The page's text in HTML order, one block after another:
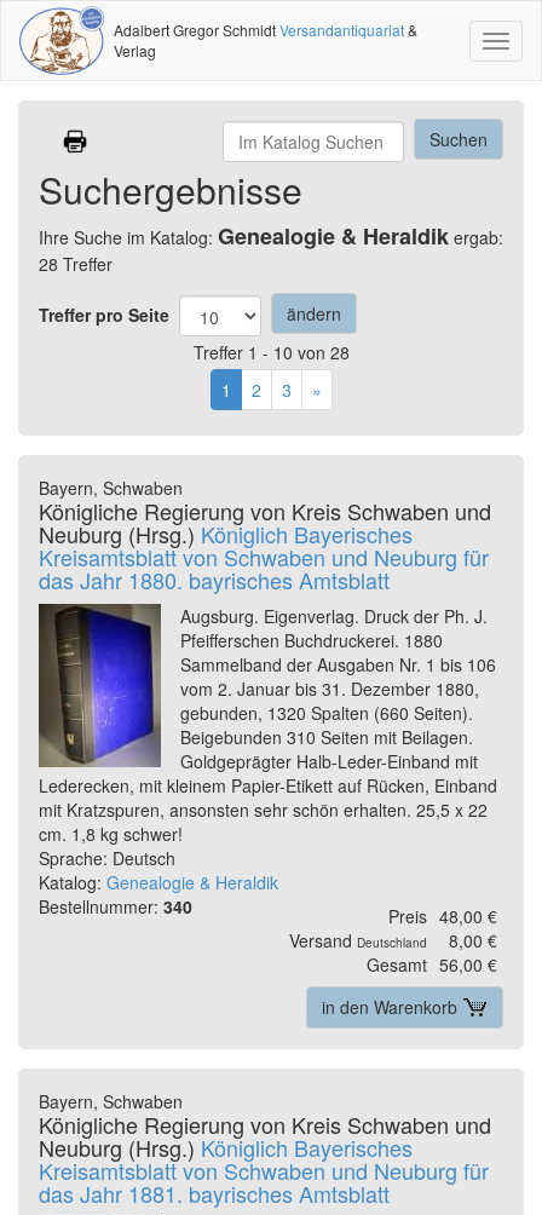
Adalbert Gregor SchmidtVersandantiquariat&
Verlag
Suchergebnisse
Ihre Suche im Katalog: Genealogie & Heraldik ergab:
28 Treffer
Treffer pro Seite
Treffer 1 - 10 von 28
1
2 3 »
Bayern, Schwaben
Königliche Regierung von Kreis Schwaben und
Neuburg (Hrsg.) Königlich Bayerisches
Kreisamtsblatt von Schwaben und Neuburg für
das Jahr 1880. bayrisches Amtsblatt
Augsburg. Eigenverlag. Druck der Ph. J.
Pfeifferschen Buchdruckerei. 1880
Sammelband der Ausgaben Nr. 1 bis 106
vom 2. Januar bis 31. Dezember 1880,
gebunden, 1320 Spalten (660 Seiten).
Beigebunden 310 Seiten mit Beilagen.
Goldgeprägter Halb-Leder-Einband mit
Lederecken, mit kleinem Papier-Etikett auf Rücken, Einband
mit Kratzspuren, ansonsten sehr schön erhalten. 25,5 x 22
cm. 1,8 kg schwer!
Sprache: Deutsch
Katalog: Genealogie & Heraldik
Bestellnummer: 340 Preis 48,00 €
Versand Deutschland
8,00 €
Gesamt 56,00 €
in den Warenkorb
Bayern, Schwaben
Königliche Regierung von Kreis Schwaben und
Neuburg (Hrsg.) Königlich Bayerisches
Kreisamtsblatt von Schwaben und Neuburg für
das Jahr 1881. bayrisches Amtsblatt